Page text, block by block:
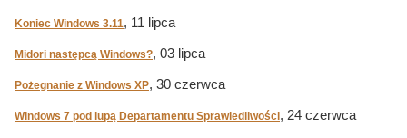
Koniec Windows 3.11, 11 lipca
Midori następcą Windows?, 03 lipca
Pożegnanie z Windows XP, 30 czerwca
Windows 7 pod lupą Departamentu Sprawiedliwości, 24 czerwca